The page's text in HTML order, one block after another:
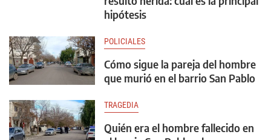
hipótesis
POLICIALES
Cómo sigue la pareja del hombre
que murió en el barrio San Pablo
TRAGEDIA
Quién era el hombre fallecido en